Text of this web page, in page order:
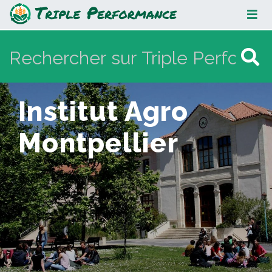
Institut Agro Montpellier
Institut Agro
Montpellier